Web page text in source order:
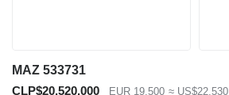
MAZ 533731
CLP$20.520.000
EUR 19.500 ≈ US$22.530